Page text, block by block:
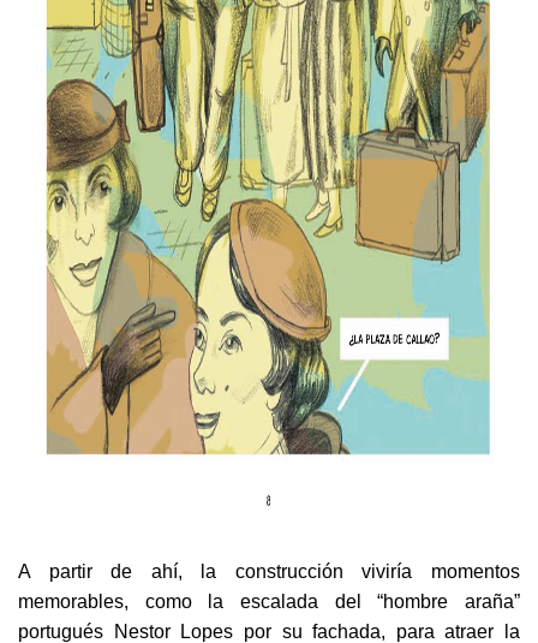
A partir de ahí, la construcción viviría momentos
memorables, como la escalada del “hombre araña”
portugués Nestor Lopes por su fachada, para atraer la